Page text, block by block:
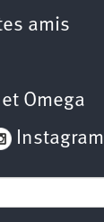
amis
et Omega
Instagram